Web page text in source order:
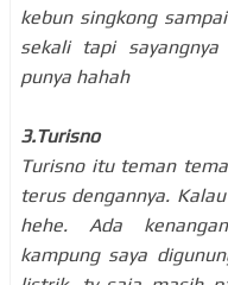
kebun singkong
sekali tapi
punya hahah
3.Turisno
Turisno itu teman
terus dengannya.
hehe. Ada
kampung saya